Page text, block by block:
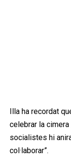
Illa ha recordat
celebrar la
socialistes hi
col·laborar”.